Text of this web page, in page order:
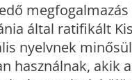
által ratifikált
nyelvnek
használnak, akik